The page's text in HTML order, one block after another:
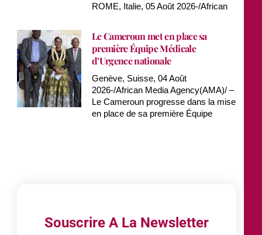
ROME, Italie, 05 Août 2026-/African
Le Cameroun met en place sa
première Équipe Médicale
d’Urgence nationale
Genève, Suisse, 04 Août
2026-/African Media Agency(AMA)/ –
Le Cameroun progresse dans la mise
en place de sa première Équipe
Souscrire A La Newsletter